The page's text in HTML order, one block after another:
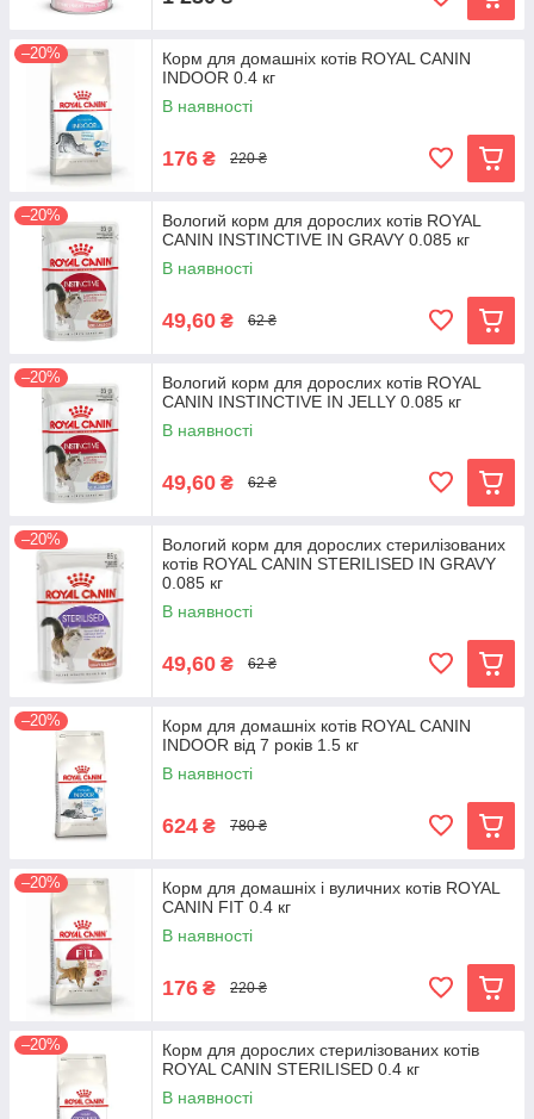
–20%
Корм для домашніх котів ROYAL CANIN
INDOOR 0.4 кг
В наявності
176 ₴ 220 ₴
–20%
Вологий корм для дорослих котів ROYAL
CANIN INSTINCTIVE IN GRAVY 0.085 кг
В наявності
49,60 ₴ 62 ₴
–20%
Вологий корм для дорослих котів ROYAL
CANIN INSTINCTIVE IN JELLY 0.085 кг
В наявності
49,60 ₴ 62 ₴
–20%
Вологий корм для дорослих стерилізованих
котів ROYAL CANIN STERILISED IN GRAVY
0.085 кг
В наявності
49,60 ₴ 62 ₴
–20%
Корм для домашніх котів ROYAL CANIN
INDOOR від 7 років 1.5 кг
В наявності
624 ₴ 780 ₴
–20%
Корм для домашніх і вуличних котів ROYAL
CANIN FIT 0.4 кг
В наявності
176 ₴ 220 ₴
–20%
Корм для дорослих стерилізованих котів
ROYAL CANIN STERILISED 0.4 кг
В наявності